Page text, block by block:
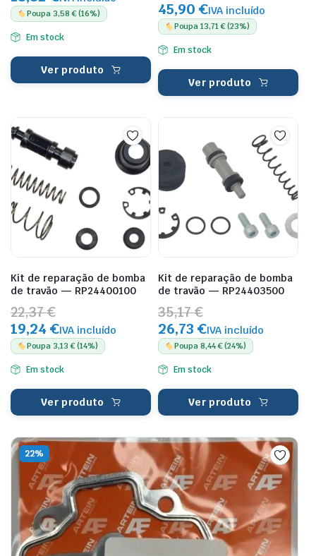
Poupa 3,58 € (16%)
Em stock
Ver produto
45,90 €IVA incluído
Poupa 13,71 € (23%)
Em stock
Ver produto
Kit de reparação de bomba
de travão — RP24400100
22,37 €
19,24 €IVA incluído
Poupa 3,13 € (14%)
Em stock
Ver produto
Kit de reparação de bomba
de travão — RP24403500
35,17 €
26,73 €IVA incluído
Poupa 8,44 € (24%)
Em stock
Ver produto
22%